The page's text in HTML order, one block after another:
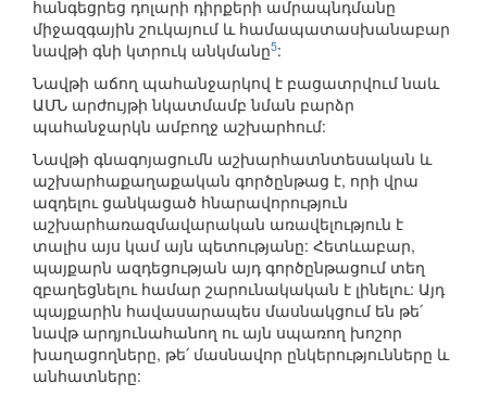
հանգեցրեց դոլարի դիրքերի ամրապնդմանը
միջազգային շուկայում և համապատասխանաբար
նավթի գնի կտրուկ անկմանը5:
Նավթի աճող պահանջարկով է բացատրվում նաև
ԱՄՆ արժույթի նկատմամբ նման բարձր
պահանջարկն ամբողջ աշխարհում:
Նավթի գնագոյացումն աշխարհատնտեսական և
աշխարհաքաղաքական գործընթաց է, որի վրա
ազդելու ցանկացած հնարավորություն
աշխարհառազմավարական առավելություն է
տալիս այս կամ այն պետությանը: Հետևաբար,
պայքարն ազդեցության այդ գործընթացում տեղ
զբաղեցնելու համար շարունակական է լինելու: Այդ
պայքարին հավասարապես մասնակցում են թե՛
նավթ արդյունահանող ու այն սպառող խոշոր
խաղացողները, թե՛ մասնավոր ընկերությունները և
անհատները: